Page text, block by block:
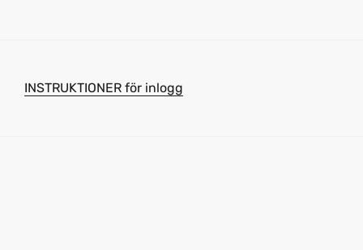
INSTRUKTIONER för inlogg